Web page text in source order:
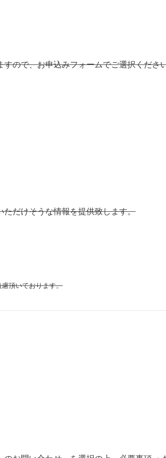
ので、お申込みフォームでご選択くださ
だけそうな情報を提供致します。
頂いております。